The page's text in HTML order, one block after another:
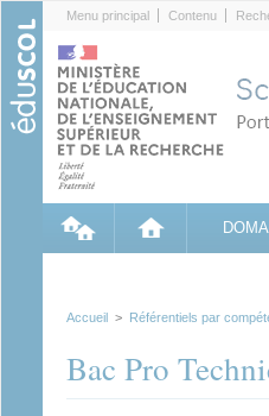
Menu principal Contenu
Accueil > Référentiels par
Bac Pro